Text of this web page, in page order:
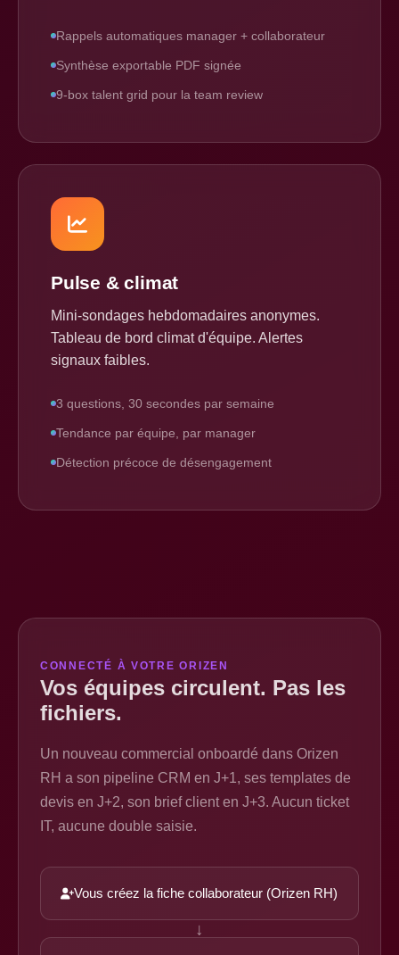
Rappels automatiques manager + collaborateur
Synthèse exportable PDF signée
9-box talent grid pour la team review
Pulse & climat
Mini-sondages hebdomadaires anonymes.
Tableau de bord climat d'équipe. Alertes
signaux faibles.
3 questions, 30 secondes par semaine
Tendance par équipe, par manager
Détection précoce de désengagement
CONNECTÉ À VOTRE ORIZEN
Vos équipes circulent. Pas les
fichiers.
Un nouveau commercial onboardé dans Orizen
RH a son pipeline CRM en J+1, ses templates de
devis en J+2, son brief client en J+3. Aucun ticket
IT, aucune double saisie.
Vous créez la fiche collaborateur (Orizen RH)
↓